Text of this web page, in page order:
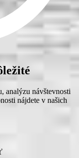
analýzu návštevnosti
nájdete v našich